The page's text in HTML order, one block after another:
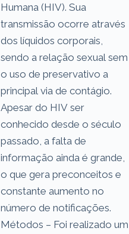
Humana (HIV). Sua
transmissão ocorre através
dos líquidos corporais,
sendo a relação sexual sem
o uso de preservativo a
principal via de contágio.
Apesar do HIV ser
conhecido desde o século
passado, a falta de
informação ainda é grande,
o que gera preconceitos e
constante aumento no
número de notificações.
Métodos – Foi realizado um